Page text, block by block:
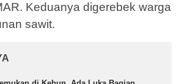
Keduanya digerebek warga
sawit.